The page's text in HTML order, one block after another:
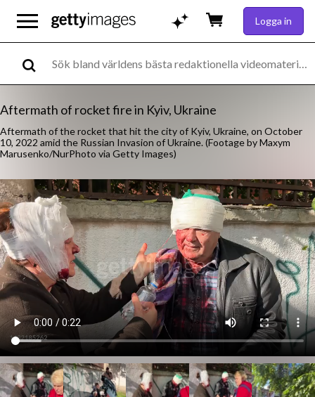
Logga in
Aftermath of rocket fire in Kyiv, Ukraine
Aftermath of the rocket that hit the city of Kyiv, Ukraine, on October
10, 2022 amid the Russian Invasion of Ukraine. (Footage by Maxym
Marusenko/NurPhoto via Getty Images)